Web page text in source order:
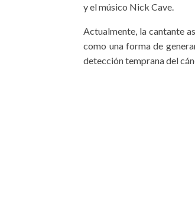
y el músico Nick Cave.
Actualmente, la cantante
como una forma de
detección temprana del